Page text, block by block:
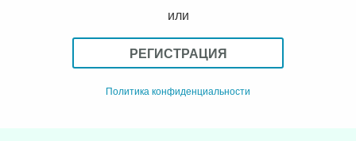
или
РЕГИСТРАЦИЯ
Политика конфиденциальности